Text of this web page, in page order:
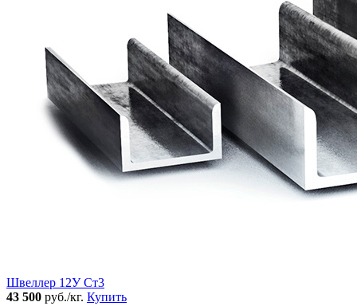
Швеллер 12У Ст3
43 500 руб./кг. Купить